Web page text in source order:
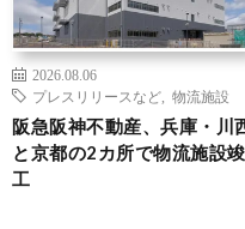
2026.08.06
プレスリリースなど
物流施設
阪急阪神不動産、兵庫・川
と京都の2カ所で物流施設竣
工